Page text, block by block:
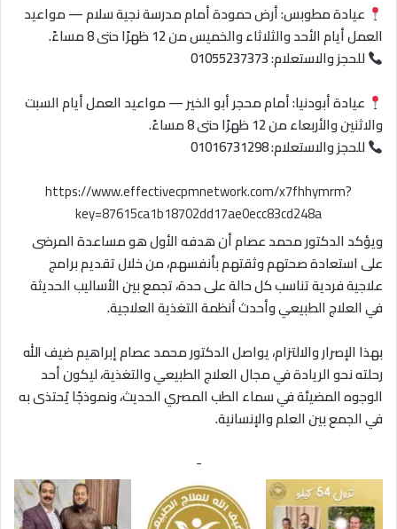
عيادة مطوبس: أرض حمودة أمام مدرسة نجية سلام — مواعيد
العمل أيام الأحد والثلاثاء والخميس من 12 ظهرًا حتى 8 مساءً.
للحجز والاستعلام: 01055237373
عيادة أبودنيا: أمام محجر أبو الخير — مواعيد العمل أيام السبت
والاثنين والأربعاء من 12 ظهرًا حتى 8 مساءً.
للحجز والاستعلام: 01016731298
https://www.effectivecpmnetwork.com/x7fhhymrm?
key=87615ca1b18702dd17ae0ecc83cd248a
ويؤكد الدكتور محمد عصام أن هدفه الأول هو مساعدة المرضى
على استعادة صحتهم وثقتهم بأنفسهم، من خلال تقديم برامج
علاجية فردية تناسب كل حالة على حدة، تجمع بين الأساليب الحديثة
في العلاج الطبيعي وأحدث أنظمة التغذية العلاجية.
بهذا الإصرار والالتزام، يواصل الدكتور محمد عصام إبراهيم ضيف الله
رحلته نحو الريادة في مجال العلاج الطبيعي والتغذية، ليكون أحد
الوجوه المضيئة في سماء الطب المصري الحديث، ونموذجًا يُحتذى به
في الجمع بين العلم والإنسانية.
-